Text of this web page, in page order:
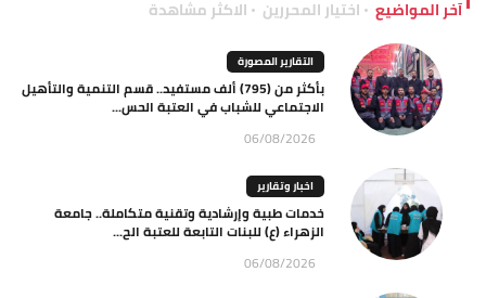
آخر المواضيع اختيار المحررين الاكثر مشاهدة
التقارير المصورة
بأكثر من (795) ألف مستفيد.. قسم التنمية والتأهيل
الاجتماعي للشباب في العتبة الحس...
06/08/2026
اخبار وتقارير
خدمات طبية وإرشادية وتقنية متكاملة.. جامعة
الزهراء (ع) للبنات التابعة للعتبة الح...
06/08/2026